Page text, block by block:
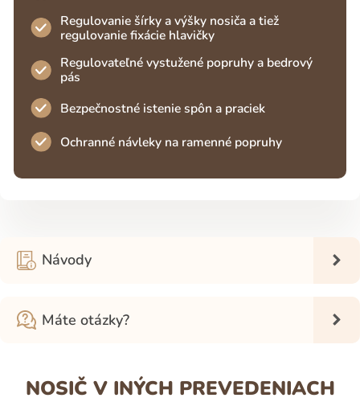
Regulovanie šírky a výšky nosiča a tiež
regulovanie fixácie hlavičky
Regulovateľné vystužené popruhy a bedrový
pás
Bezpečnostné istenie spôn a praciek
Ochranné návleky na ramenné popruhy
Návody
Máte otázky?
NOSIČ V INÝCH PREVEDENIACH